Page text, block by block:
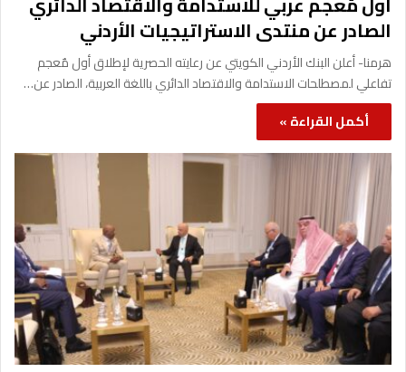
الصادر عن منتدى الاستراتيجيات الأردني
هرمنا- أعلن البنك الأردني الكويتي عن رعايته الحصرية لإطلاق أول مٌعجم
تفاعلي لمصطلحات الاستدامة والاقتصاد الدائري باللغة العربية، الصادر عن…
أكمل القراءة »